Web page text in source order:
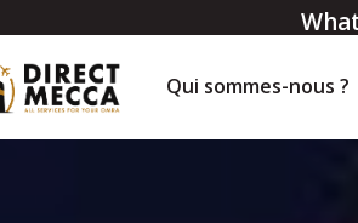
Qui sommes-nous ?